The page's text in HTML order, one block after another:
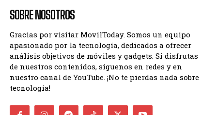
SOBRE NOSOTROS
Gracias por visitar MovilToday. Somos un equipo
apasionado por la tecnología, dedicados a ofrecer
análisis objetivos de móviles y gadgets. Si disfrutas
de nuestros contenidos, síguenos en redes y en
nuestro canal de YouTube. ¡No te pierdas nada sobre
tecnología!